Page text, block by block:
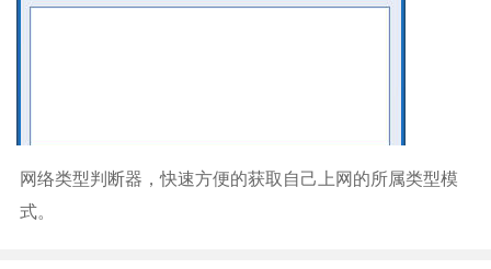
网络类型判断器，快速方便的获取自己上网的所属类型模
式。